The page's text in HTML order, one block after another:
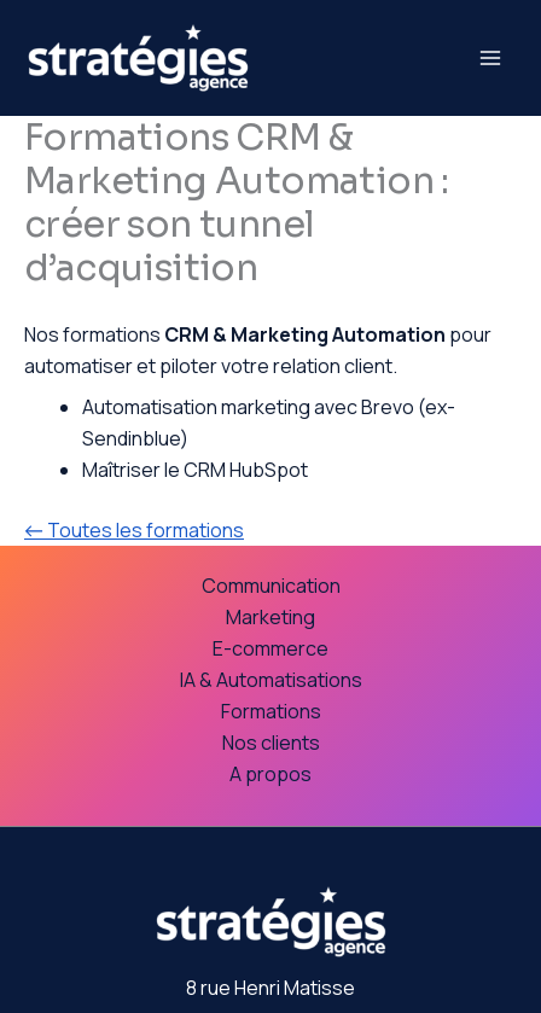
contenu
Formations CRM &
Marketing Automation :
créer son tunnel
d’acquisition
Nos formations CRM & Marketing Automation pour
automatiser et piloter votre relation client.
Automatisation marketing avec Brevo (ex-
Sendinblue)
Maîtriser le CRM HubSpot
← Toutes les formations
Communication
Marketing
E-commerce
IA & Automatisations
Formations
Nos clients
A propos
8 rue Henri Matisse